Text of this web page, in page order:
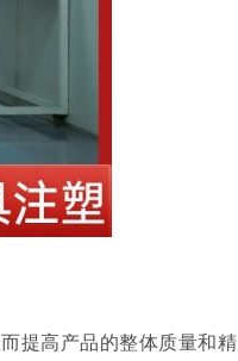
提高产品的整体质量和精